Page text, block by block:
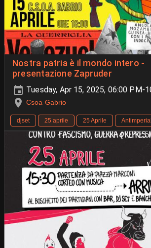
Nostra patria è il mondo intero -
presentazione Zapruder
Tuesday, Apr 15, 2025, 06:00 PM-
Csoa Gabrio
djset 25 aprile 25 Aprile